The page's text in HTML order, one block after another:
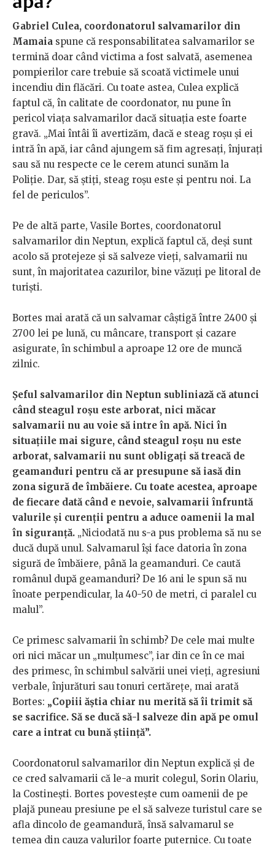
Gabriel Culea, coordonatorul salvamarilor din
Mamaia spune că responsabilitatea salvamarilor se
termină doar când victima a fost salvată, asemenea
pompierilor care trebuie să scoată victimele unui
incendiu din flăcări. Cu toate astea, Culea explică
faptul că, în calitate de coordonator, nu pune în
pericol viața salvamarilor dacă situația este foarte
gravă. „Mai întâi îi avertizăm, dacă e steag roșu și ei
intră în apă, iar când ajungem să fim agresați, înjurați
sau să nu respecte ce le cerem atunci sunăm la
Poliție. Dar, să știți, steag roșu este și pentru noi. La
fel de periculos”.
Pe de altă parte, Vasile Bortes, coordonatorul
salvamarilor din Neptun, explică faptul că, deși sunt
acolo să protejeze și să salveze vieți, salvamarii nu
sunt, în majoritatea cazurilor, bine văzuți pe litoral de
turiști.
Bortes mai arată că un salvamar câștigă între 2400 și
2700 lei pe lună, cu mâncare, transport și cazare
asigurate, în schimbul a aproape 12 ore de muncă
zilnic.
Șeful salvamarilor din Neptun subliniază că atunci
când steagul roșu este arborat, nici măcar
salvamarii nu au voie să intre în apă. Nici în
situațiile mai sigure, când steagul roșu nu este
arborat, salvamarii nu sunt obligați să treacă de
geamanduri pentru că ar presupune să iasă din
zona sigură de îmbăiere. Cu toate acestea, aproape
de fiecare dată când e nevoie, salvamarii înfruntă
valurile și curenții pentru a aduce oamenii la mal
în siguranță. „Niciodată nu s-a pus problema să nu se
ducă după unul. Salvamarul își face datoria în zona
sigură de îmbăiere, până la geamanduri. Ce caută
românul după geamanduri? De 16 ani le spun să nu
înoate perpendicular, la 40-50 de metri, ci paralel cu
malul”.
Ce primesc salvamarii în schimb? De cele mai multe
ori nici măcar un „mulțumesc”, iar din ce în ce mai
des primesc, în schimbul salvării unei vieți, agresiuni
verbale, înjurături sau tonuri certărețe, mai arată
Bortes: „Copiii ăștia chiar nu merită să îi trimit să
se sacrifice. Să se ducă să-l salveze din apă pe omul
care a intrat cu bună știință”.
Coordonatorul salvamarilor din Neptun explică și de
ce cred salvamarii că le-a murit colegul, Sorin Olariu,
la Costinești. Bortes povestește cum oamenii de pe
plajă puneau presiune pe el să salveze turistul care se
afla dincolo de geamandură, însă salvamarul se
temea din cauza valurilor foarte puternice. Cu toate